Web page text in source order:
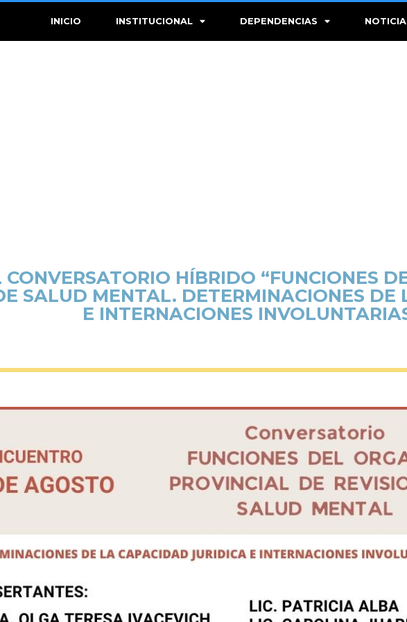
INICIO INSTITUCIONAL DEPENDENCIAS
HÍBRIDO “FUNCIONES
SALUD MENTAL. DETERMINACIONES
E INTERNACIONES